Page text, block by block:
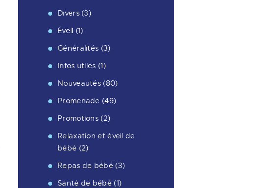
Divers(3)
Éveil (1)
Généralités (3)
Infos utiles (1)
Nouveautés (80)
Promenade (49)
Promotions (2)
Relaxation et éveil de
bébé (2)
Repas de bébé(3)
Santé de bébé(1)